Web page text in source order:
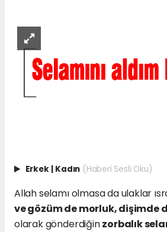
Erkek Kadın (Haberi Sesli Oku)
Allah selamı olmasa da ulaklar
ve gözüm de morluk, dişimde
olarak gönderdiğinzorbalık